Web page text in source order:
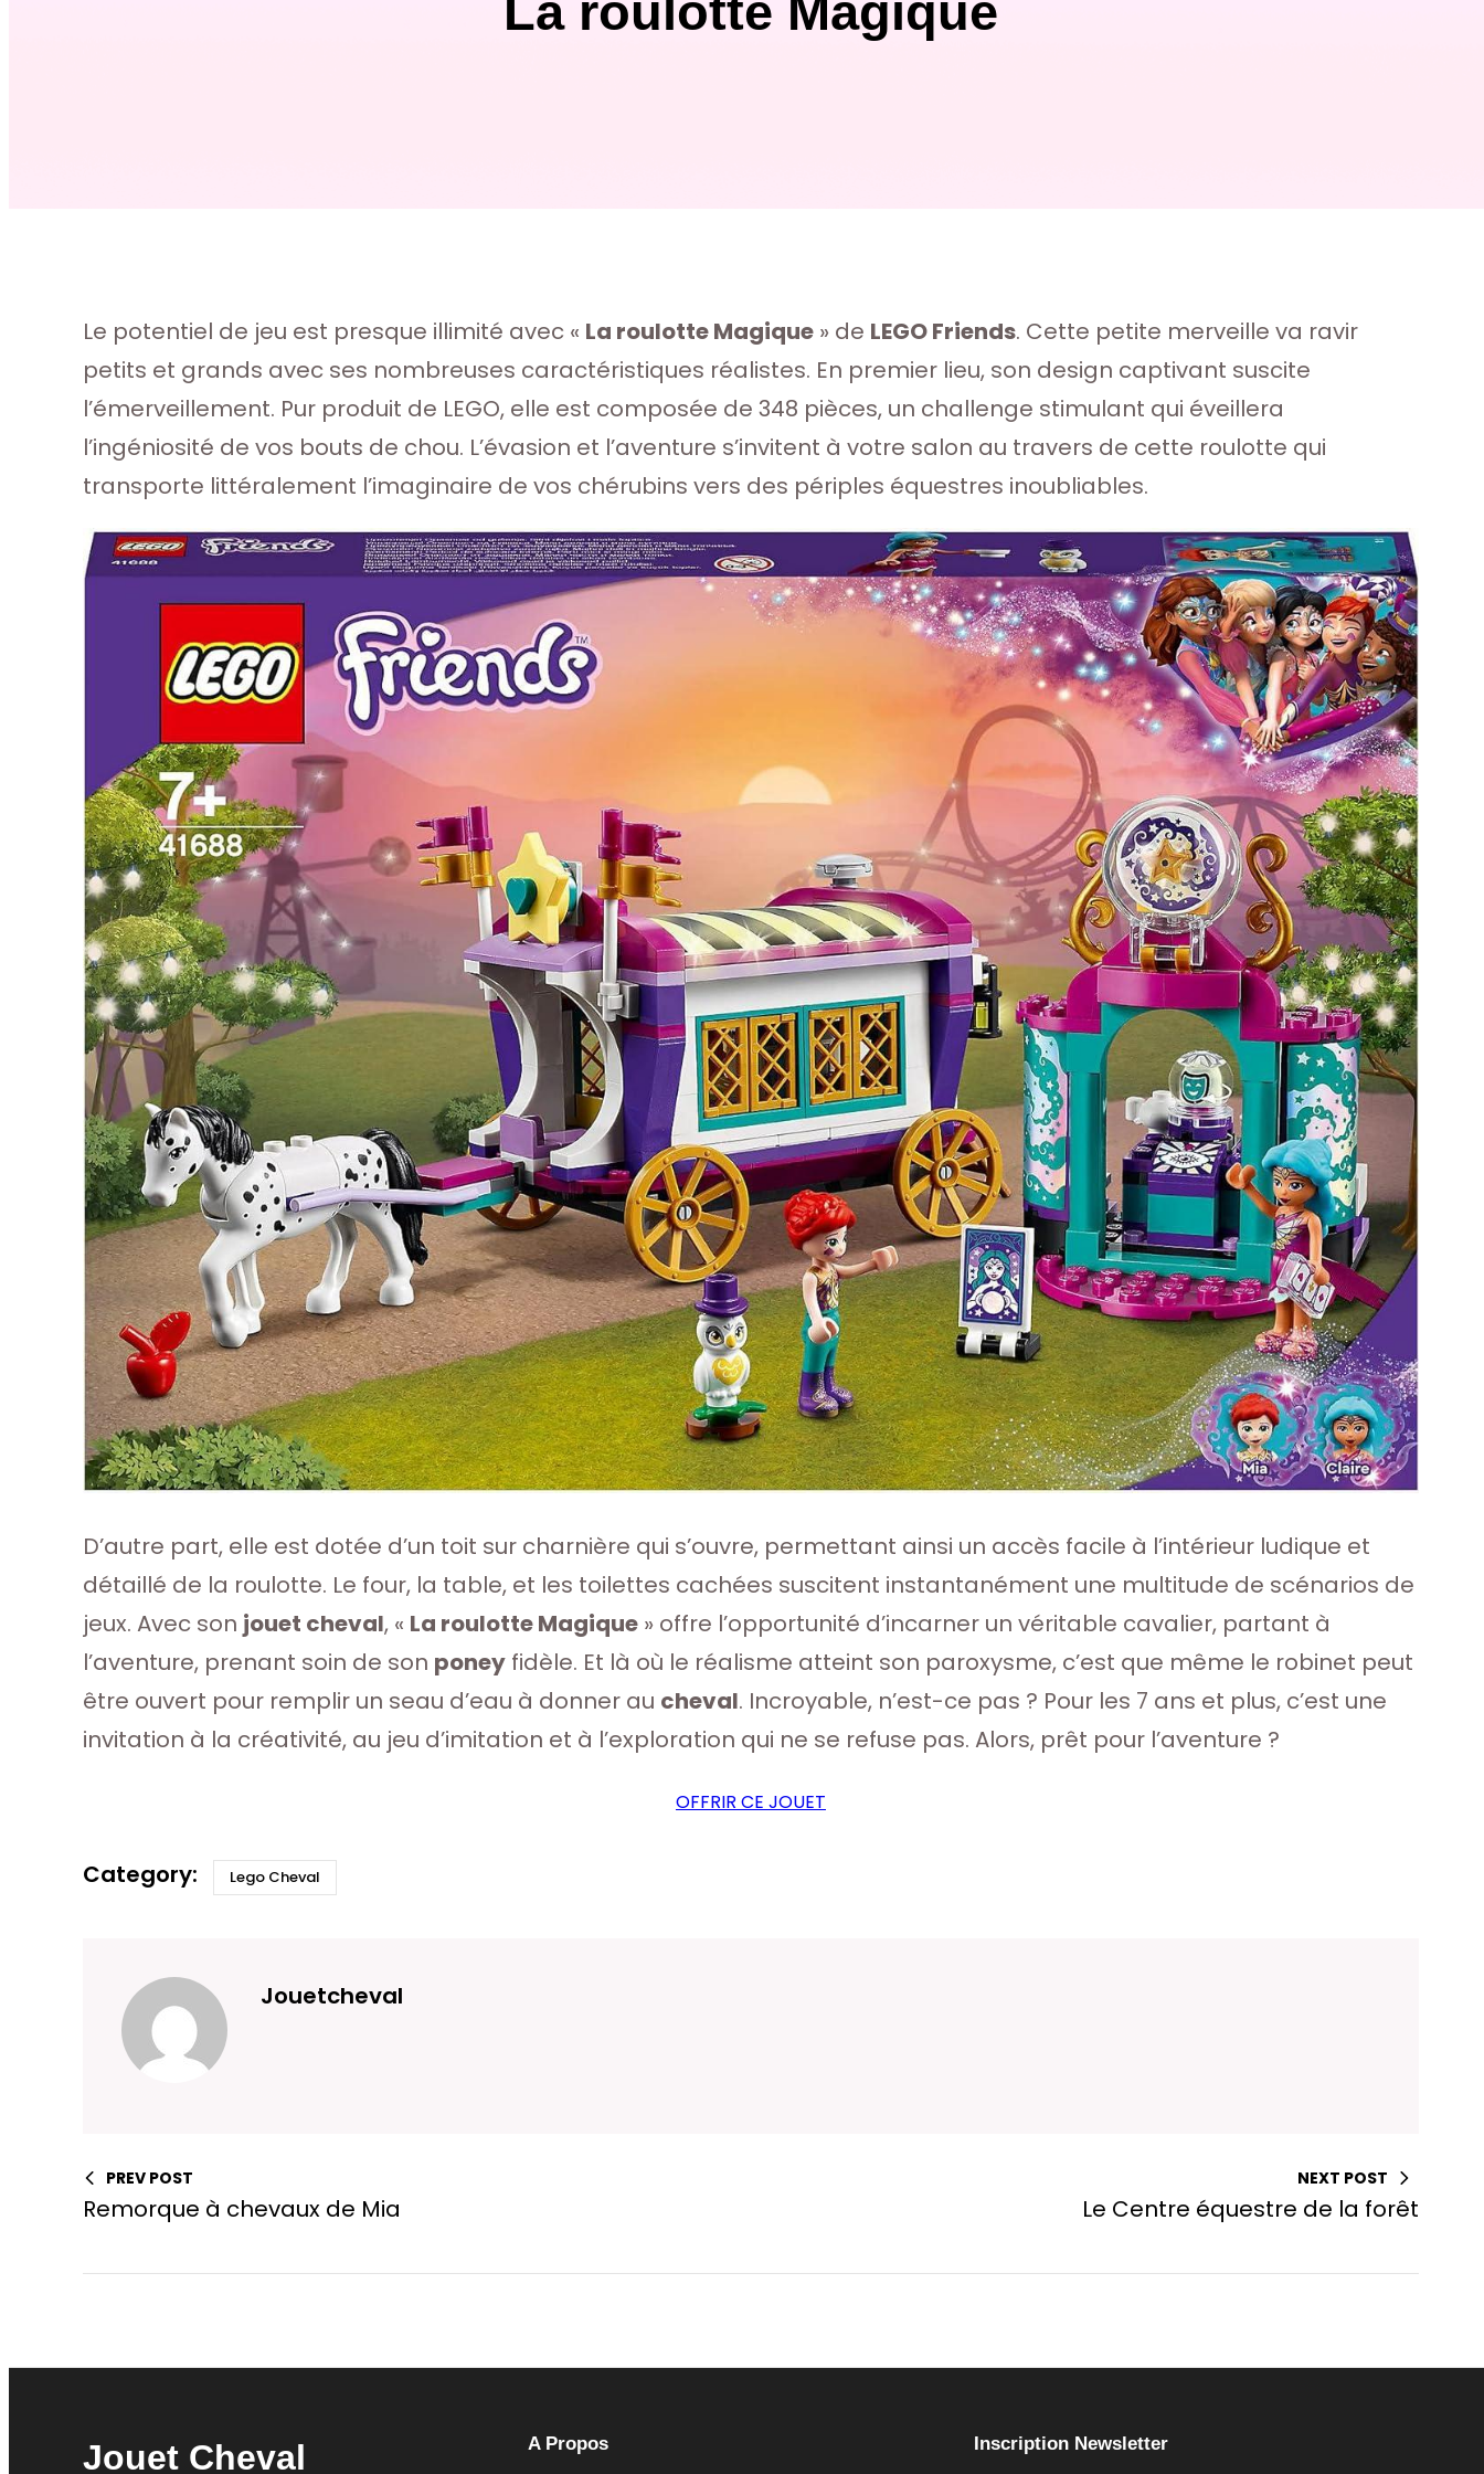
La roulotte Magique
Le potentiel de jeu est presque illimité avec « La roulotte Magique » de LEGO Friends. Cette petite merveille va ravir
petits et grands avec ses nombreuses caractéristiques réalistes. En premier lieu, son design captivant suscite
l’émerveillement. Pur produit de LEGO, elle est composée de 348 pièces, un challenge stimulant qui éveillera
l’ingéniosité de vos bouts de chou. L’évasion et l’aventure s’invitent à votre salon au travers de cette roulotte qui
transporte littéralement l’imaginaire de vos chérubins vers des périples équestres inoubliables.
D’autre part, elle est dotée d’un toit sur charnière qui s’ouvre, permettant ainsi un accès facile à l’intérieur ludique et
détaillé de la roulotte. Le four, la table, et les toilettes cachées suscitent instantanément une multitude de scénarios de
jeux. Avec son jouet cheval, « La roulotte Magique » offre l’opportunité d’incarner un véritable cavalier, partant à
l’aventure, prenant soin de son poney fidèle. Et là où le réalisme atteint son paroxysme, c’est que même le robinet peut
être ouvert pour remplir un seau d’eau à donner au cheval. Incroyable, n’est-ce pas ? Pour les 7 ans et plus, c’est une
invitation à la créativité, au jeu d’imitation et à l’exploration qui ne se refuse pas. Alors, prêt pour l’aventure ?
OFFRIR CE JOUET
Lego Cheval
Jouetcheval
PREV POST
Remorque à chevaux de Mia
NEXT POST
Le Centre équestre de la forêt
Jouet Cheval A Propos Inscription Newsletter